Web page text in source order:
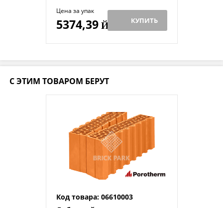
Цена за упак
5374,39Й КУПИТЬ
С ЭТИМ ТОВАРОМ БЕРУТ
Код товара: 06610003